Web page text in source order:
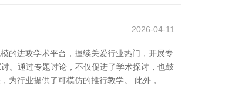
2026-04-11
的进攻学术平台，握续关爱行业热门，开展专
。通过专题讨论，不仅促进了学术探讨，也鼓
为行业提供了可模仿的推行教学。 此外，